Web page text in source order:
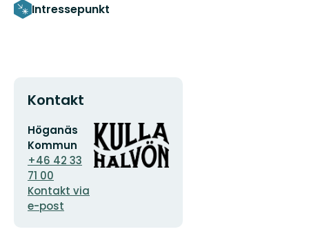
Intressepunkt
Kontakt
E-
postadress
Höganäs
Kommun
+46 42 33
71 00
Kontakt via
e-post
Organisationens
logotyp